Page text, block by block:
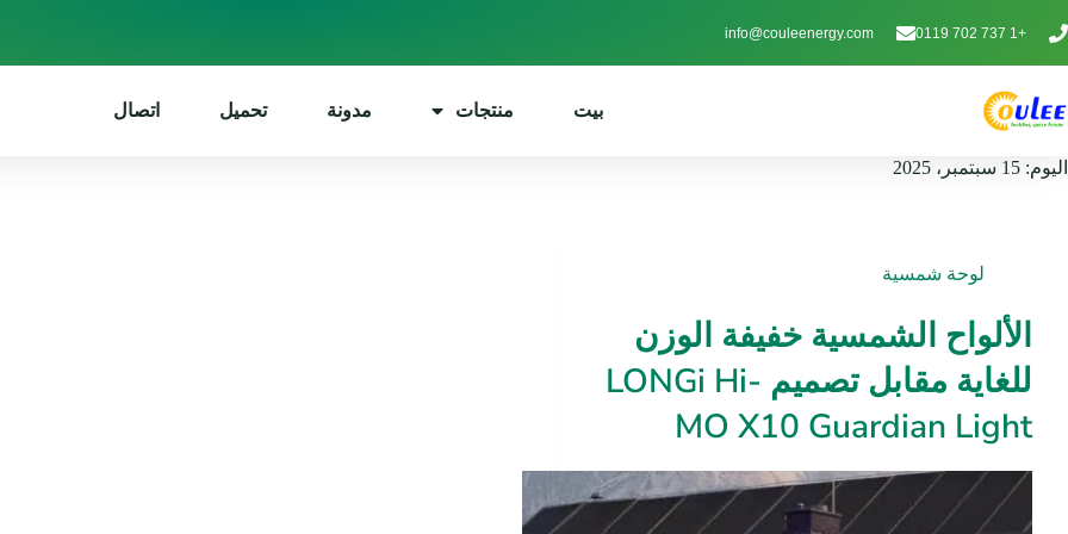
+1 737 702 0119
info@couleenergy.com
بيت منتجات مدونة تحميل اتصال
اليوم:
لوحة شمسية
الألواح الشمسية خفيفة الوزن
للغاية مقابل تصميم LONGi Hi-
MO X10 Guardian Light